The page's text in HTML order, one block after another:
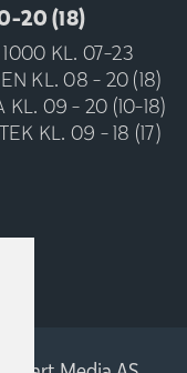
20 (18)
KL. 07-23
KL. 08 - 20 (18)
KL. 09 - 20 (10-18)
KL. 09 - 18 (17)